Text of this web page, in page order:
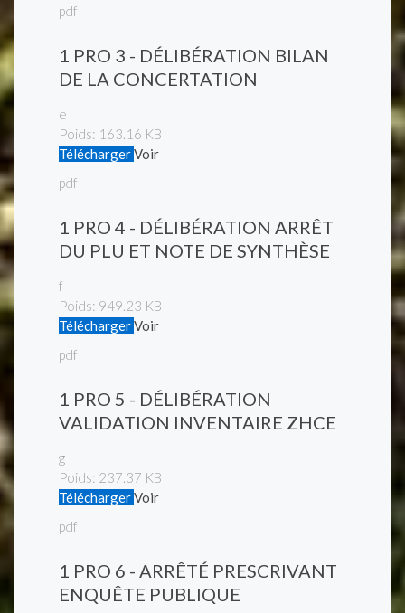
pdf
1 PRO 3 - DÉLIBÉRATION BILAN
DE LA CONCERTATION
e
Poids: 163.16 KB
TéléchargerVoir
pdf
1 PRO 4 - DÉLIBÉRATION ARRÊT
DU PLU ET NOTE DE SYNTHÈSE
f
Poids: 949.23 KB
TéléchargerVoir
pdf
1 PRO 5 - DÉLIBÉRATION
VALIDATION INVENTAIRE ZHCE
g
Poids: 237.37 KB
TéléchargerVoir
pdf
1 PRO 6 - ARRÊTÉ PRESCRIVANT
ENQUÊTE PUBLIQUE